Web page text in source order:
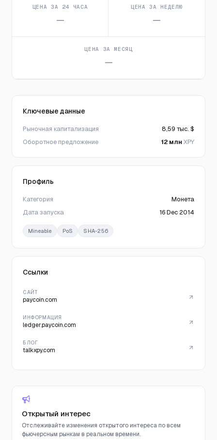
ЦЕНА ЗА 24 ЧАСА
—
ЦЕНА ЗА НЕДЕЛЮ
—
ЦЕНА ЗА МЕСЯЦ
—
Ключевые данные
Рыночная капитализация
8,59 тыс. $
Оборотное предложение
12 млн XPY
Профиль
Категория
Монета
Дата запуска
16 Dec 2014
Mineable PoS SHA-256
Ссылки
САЙТ
paycoin.com
ИНФОРМАЦИЯ
ledger.paycoin.com
БЛОГ
talkxpy.com
Открытый интерес
Отслеживайте изменения открытого интереса по всем
фьючерсным рынкам в реальном времени.